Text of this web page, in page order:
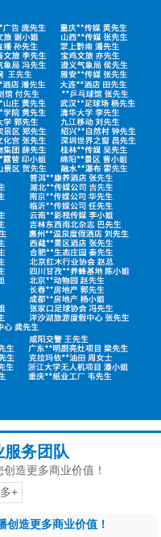
务团队
造更多商业价值！
+
创造更多商业价值！